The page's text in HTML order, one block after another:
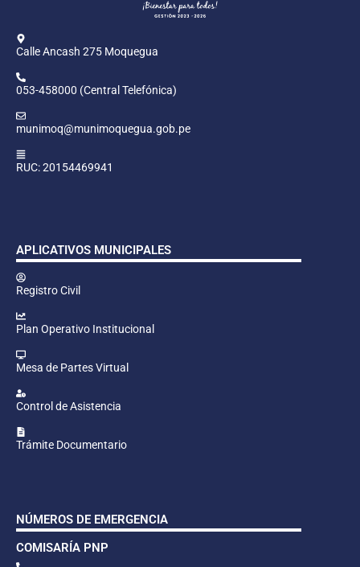
Calle Ancash 275 Moquegua
053-458000 (Central Telefónica)
munimoq@munimoquegua.gob.pe
RUC: 20154469941
APLICATIVOS MUNICIPALES
Registro Civil
Plan Operativo Institucional
Mesa de Partes Virtual
Control de Asistencia
Trámite Documentario
NÚMEROS DE EMERGENCIA
COMISARÍA PNP